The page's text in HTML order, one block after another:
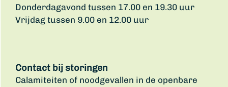
Donderdagavond tussen 17.00 en 19.30 uur
Vrijdag tussen 9.00 en 12.00 uur
Contact bij storingen
Calamiteiten of noodgevallen in de openbare